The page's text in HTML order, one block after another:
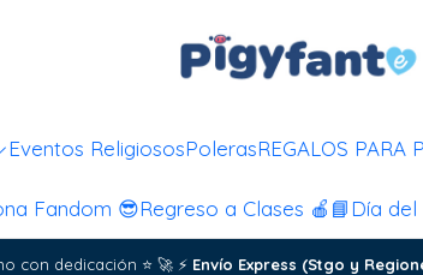
Eventos ReligiososPolerasREGALOS PARA
Fandom 😎Regreso a Clases 🍎📘 Día del
con dedicación ⭐ 🚀 ⚡ Envío Express (Stgo y